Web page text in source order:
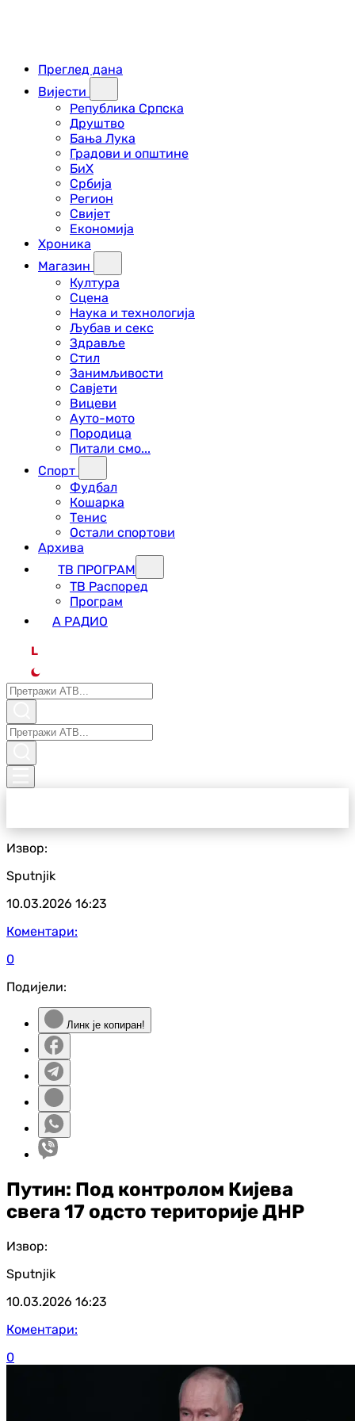
Преглед дана
Вијести
Република Српска
Друштво
Бања Лука
Градови и општине
БиХ
Србија
Регион
Свијет
Економија
Хроника
Магазин
Култура
Сцена
Наука и технологија
Љубав и секс
Здравље
Стил
Занимљивости
Савјети
Вицеви
Ауто-мото
Породица
Питали смо...
Спорт
Фудбал
Кошарка
Тенис
Остали спортови
Архива
ТВ ПРОГРАМ
ТВ Распоред
Програм
А РАДИО
L
Извор:
Sputnjik
10.03.2026 16:23
Коментари:
0
Подијели:
Линк је копиран!
Путин: Под контролом Кијева
свега 17 одсто територије ДНР
Извор:
Sputnjik
10.03.2026 16:23
Коментари:
0